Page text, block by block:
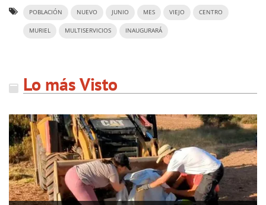
POBLACIÓN NUEVO JUNIO MES VIEJO CENTRO
MURIEL MULTISERVICIOS INAUGURARÁ
Lo más Visto